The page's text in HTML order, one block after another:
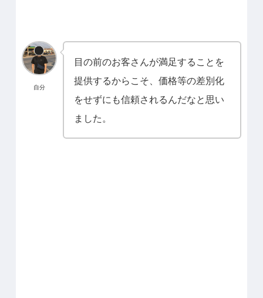
自分
目の前のお客さんが満足することを
提供するからこそ、価格等の差別化
をせずにも信頼されるんだなと思い
ました。